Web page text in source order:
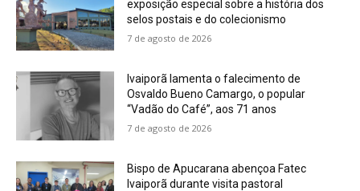
exposição especial sobre a história dos
selos postais e do colecionismo
7 de agosto de 2026
Ivaiporã lamenta o falecimento de
Osvaldo Bueno Camargo, o popular
“Vadão do Café”, aos 71 anos
7 de agosto de 2026
Bispo de Apucarana abençoa Fatec
Ivaiporã durante visita pastoral